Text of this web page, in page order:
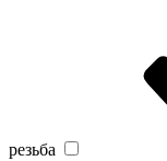
резьба